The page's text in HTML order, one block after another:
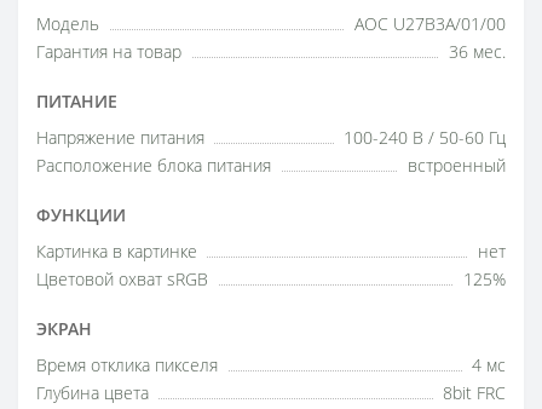
Модель
AOC U27B3A/01/00
Гарантия на товар
36 мес.
ПИТАНИЕ
Напряжение питания
100-240 В / 50-60 Гц
Расположение блока питания
встроенный
ФУНКЦИИ
Картинка в картинке
нет
Цветовой охват sRGB
125%
ЭКРАН
Время отклика пикселя
4 мс
Глубина цвета
8bit FRC